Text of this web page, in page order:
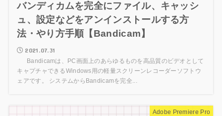
バンディカムを完全にファイル、キャッシ
ュ、設定などをアンインストールする方
法・やり方手順【Bandicam】
2021.07.31
Bandicamは、PC画面上のあらゆるものを高品質のビデオとして
キャプチャできるWindows用の軽量スクリーンレコーダーソフトウ
ェアです。 システムからBandicamを完全...
Adobe Premiere Pro